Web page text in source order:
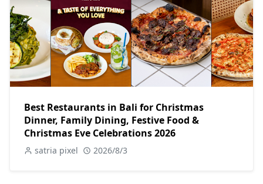
Best Restaurants in Bali for Christmas
Dinner, Family Dining, Festive Food &
Christmas Eve Celebrations 2026
satria pixel 2026/8/3